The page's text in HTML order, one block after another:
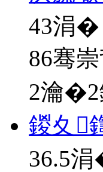
43涓�
86骞
2瀹
鍐夊
36.5